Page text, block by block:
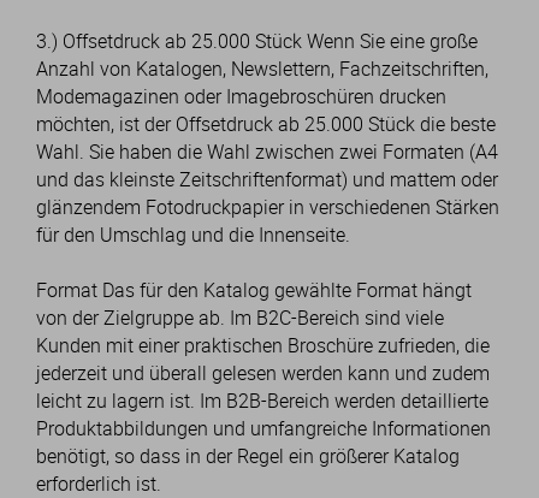
3.) Offsetdruck ab 25.000 Stück Wenn Sie eine große
Anzahl von Katalogen, Newslettern, Fachzeitschriften,
Modemagazinen oder Imagebroschüren drucken
möchten, ist der Offsetdruck ab 25.000 Stück die beste
Wahl. Sie haben die Wahl zwischen zwei Formaten (A4
und das kleinste Zeitschriftenformat) und mattem oder
glänzendem Fotodruckpapier in verschiedenen Stärken
für den Umschlag und die Innenseite.
Format Das für den Katalog gewählte Format hängt
von der Zielgruppe ab. Im B2C-Bereich sind viele
Kunden mit einer praktischen Broschüre zufrieden, die
jederzeit und überall gelesen werden kann und zudem
leicht zu lagern ist. Im B2B-Bereich werden detaillierte
Produktabbildungen und umfangreiche Informationen
benötigt, so dass in der Regel ein größerer Katalog
erforderlich ist.